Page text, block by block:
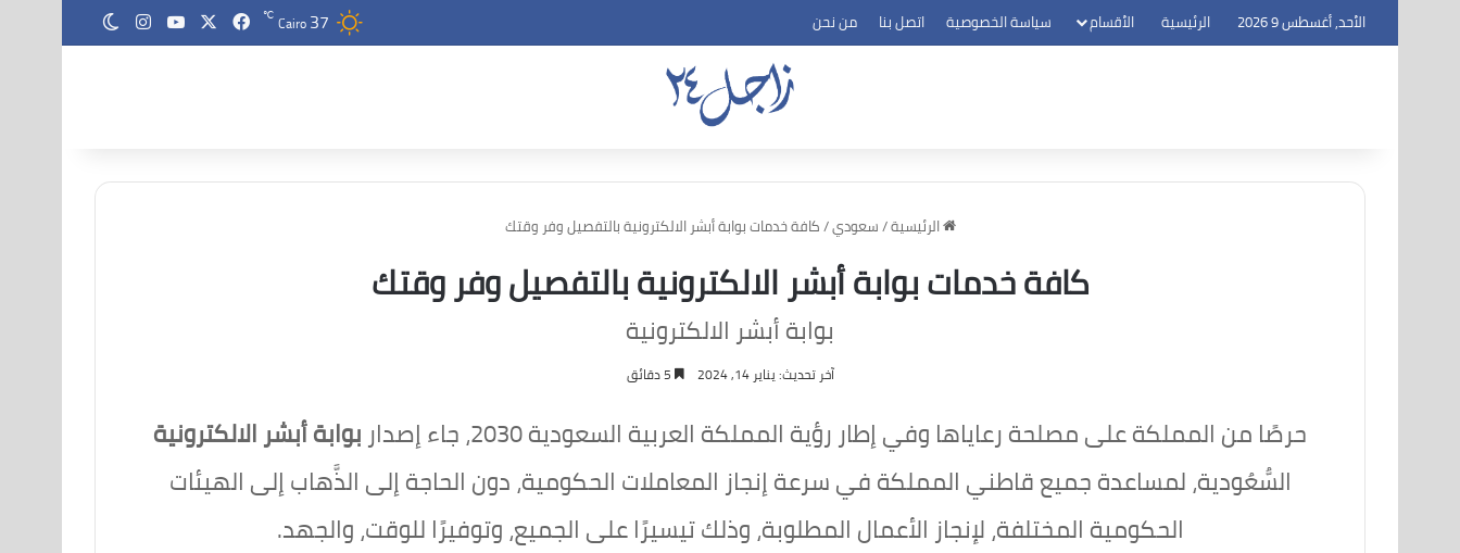
الأحد, أغسطس 9 2026 الرئيسية الأقسام سياسة الخصوصية اتصل بنا من نحن Cairo37
℃ فيسبوك ‫YouTubeانستقرام
الرئيسية/سعودي/كافة خدمات بوابة أبشر الالكترونية بالتفصيل وفر وقتك
كافة خدمات بوابة أبشر الالكترونية بالتفصيل وفر وقتك
بوابة أبشر الالكترونية
آخر تحديث: يناير 14, 2024
حرصًا من المملكة على مصلحة رعاياها وفي إطار رؤية المملكة العربية السعودية 2030، جاء إصدار
بوابة أبشر الالكترونية
السُّعُودية، لمساعدة جميع قاطني المملكة في سرعة إنجاز المعاملات الحكومية، دون الحاجة إلى الذَّهاب إلى الهيئات
الحكومية المختلفة، لإنجاز الأعمال المطلوبة، وذلك تيسيرًا على الجميع، وتوفيرًا للوقت، والجهد.